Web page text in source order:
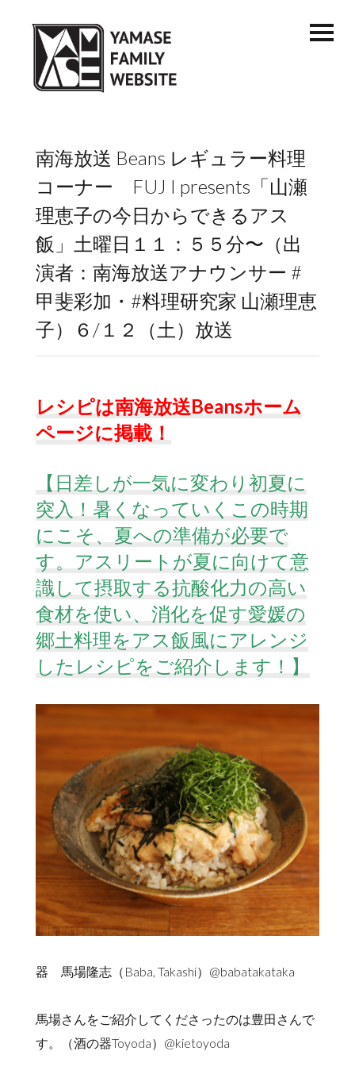
南海放送 Beans レギュラー料理
コーナー FUJ I presents「山瀬
理恵子の今日からできるアス
飯」土曜日１１：５５分〜（出
演者：南海放送アナウンサー #
甲斐彩加・#料理研究家 山瀬理恵
子）６/１２（土）放送
レシピは南海放送Beansホーム
ページに掲載！
【日差しが一気に変わり初夏に
突入！暑くなっていくこの時期
にこそ、夏への準備が必要で
す。アスリートが夏に向けて意
識して摂取する抗酸化力の高い
食材を使い、消化を促す愛媛の
郷土料理をアス飯風にアレンジ
したレシピをご紹介します！】
器 馬場隆志（Baba, Takashi）@babatakataka
馬場さんをご紹介してくださったのは豊田さんで
す。（酒の器Toyoda）@kietoyoda